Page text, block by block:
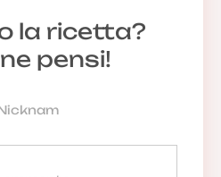
la ricetta?
pensi!